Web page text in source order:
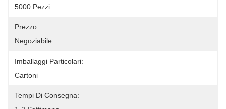
5000 Pezzi
Prezzo:
Negoziabile
Imballaggi Particolari:
Cartoni
Tempi Di Consegna: